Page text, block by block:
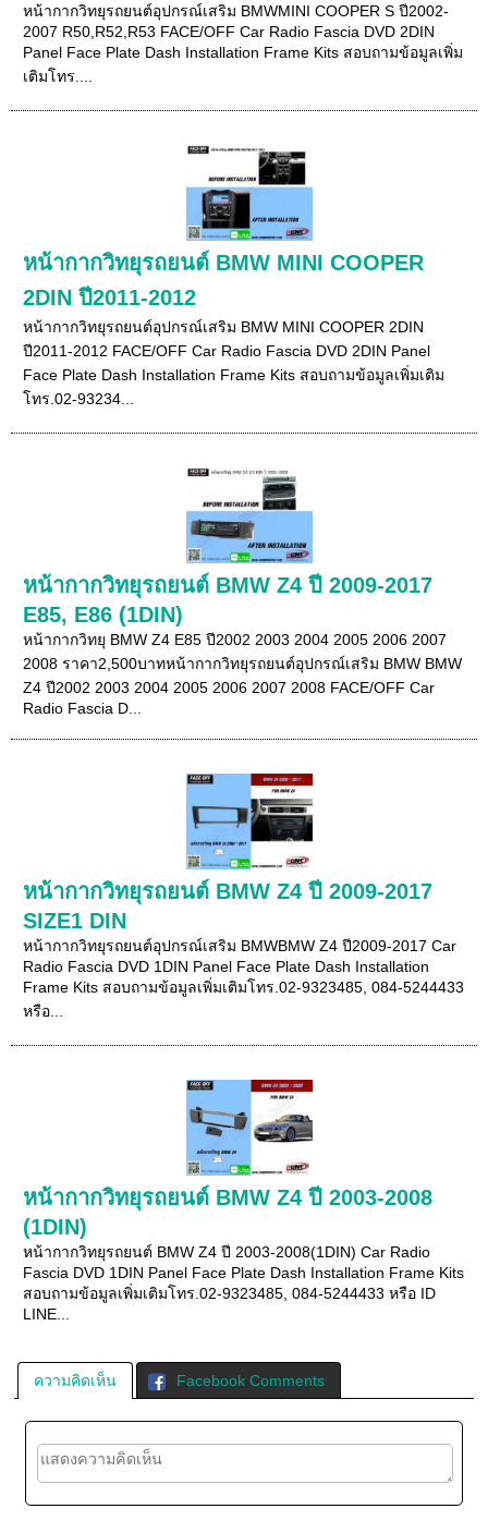
หน้ากากวิทยุรถยนต์อุปกรณ์เสริม BMWMINI COOPER S ปี2002-
2007 R50,R52,R53 FACE/OFF Car Radio Fascia DVD 2DIN
Panel Face Plate Dash Installation Frame Kits สอบถามข้อมูลเพิ่ม
เติมโทร....
หน้ากากวิทยุรถยนต์ BMW MINI COOPER
2DIN ปี2011-2012
หน้ากากวิทยุรถยนต์อุปกรณ์เสริม BMW MINI COOPER 2DIN
ปี2011-2012 FACE/OFF Car Radio Fascia DVD 2DIN Panel
Face Plate Dash Installation Frame Kits สอบถามข้อมูลเพิ่มเติม
โทร.02-93234...
หน้ากากวิทยุรถยนต์ BMW Z4 ปี 2009-2017
E85, E86 (1DIN)
หน้ากากวิทยุ BMW Z4 E85 ปี2002 2003 2004 2005 2006 2007
2008 ราคา2,500บาทหน้ากากวิทยุรถยนต์อุปกรณ์เสริม BMW BMW
Z4 ปี2002 2003 2004 2005 2006 2007 2008 FACE/OFF Car
Radio Fascia D...
หน้ากากวิทยุรถยนต์ BMW Z4 ปี 2009-2017
SIZE1 DIN
หน้ากากวิทยุรถยนต์อุปกรณ์เสริม BMWBMW Z4 ปี2009-2017 Car
Radio Fascia DVD 1DIN Panel Face Plate Dash Installation
Frame Kits สอบถามข้อมูลเพิ่มเติมโทร.02-9323485, 084-5244433
หรือ...
หน้ากากวิทยุรถยนต์ BMW Z4 ปี 2003-2008
(1DIN)
หน้ากากวิทยุรถยนต์ BMW Z4 ปี 2003-2008(1DIN) Car Radio
Fascia DVD 1DIN Panel Face Plate Dash Installation Frame Kits
สอบถามข้อมูลเพิ่มเติมโทร.02-9323485, 084-5244433 หรือ ID
LINE...
ความคิดเห็น Facebook Comments